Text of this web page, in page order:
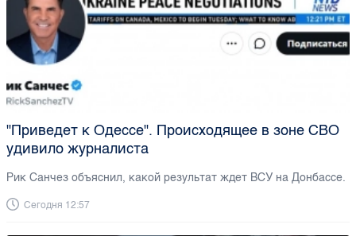
"Приведет к Одессе". Происходящее в зоне СВО
удивило журналиста
Рик Санчез объяснил, какой результат ждет ВСУ на Донбассе.
Сегодня 12:57